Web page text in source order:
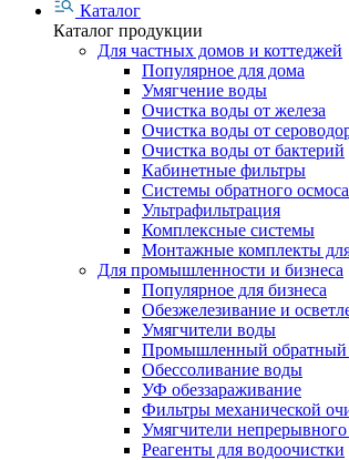
Каталог
Каталог продукции
Для частных домов и коттеджей
Популярное для дома
Умягчение воды
Очистка воды от железа
Очистка воды от
Очистка воды от бактерий
Кабинетные фильтры
Системы обратного осмоса
Ультрафильтрация
Комплексные системы
Монтажные комплекты
Для промышленности и бизнеса
Популярное для бизнеса
Обезжелезивание и
Умягчители воды
Промышленный обратный
Обессоливание воды
УФ обеззараживание
Фильтры механической
Умягчители непрерывного
Реагенты для водоочистки